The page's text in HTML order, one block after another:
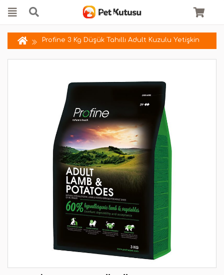
Profine 3 Kg Düşük Tahıllı Adult Kuzulu Yetişkin